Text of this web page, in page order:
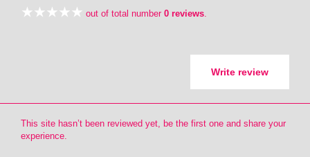
out of total number 0 reviews.
Write review
This site hasn’t been reviewed yet, be the first one and share your
experience.